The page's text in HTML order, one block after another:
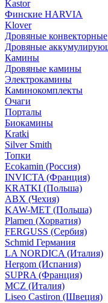
Kastor
Финские HARVIA
Klover
Дровяные конвекторные
Дровяные
Камины
Дровяные камины
Электрокамины
Каминокомплекты
Очаги
Порталы
Биокамины
Kratki
Silver Smith
Топки
Ecokamin (Россия)
INVICTA (Франция)
KRATKI (Польша)
ABX (Чехия)
KAW-MET (Польша)
Plamen (Хорватия)
FERGUSS (Сербия)
Schmid Германия
LA NORDICA (Италия)
Hergom (Испания)
SUPRA (Франция)
MCZ (Италия)
Liseo Castiron (Швеция)